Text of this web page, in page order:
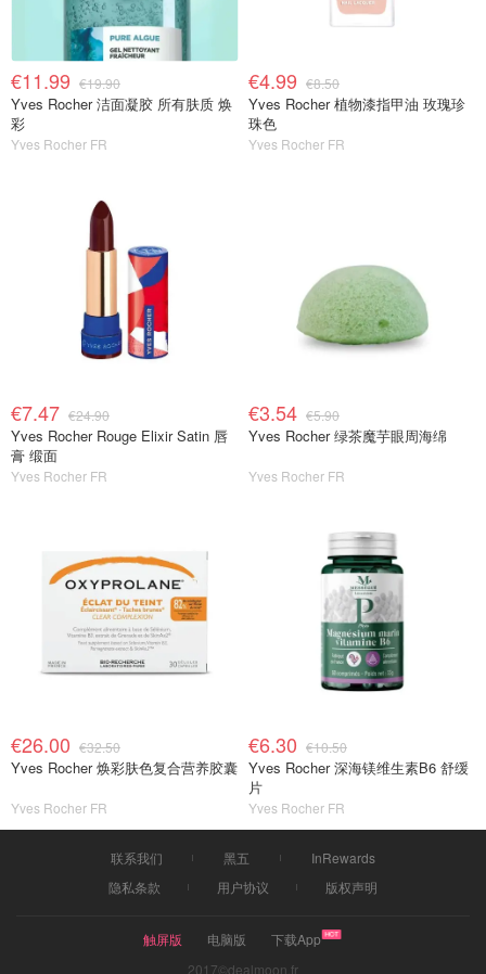
€11.99 €19.90
Yves Rocher 洁面凝胶 所有肤质 焕
彩
Yves Rocher FR
€4.99 €8.50
Yves Rocher 植物漆指甲油 玫瑰珍
珠色
Yves Rocher FR
€7.47 €24.90
Yves Rocher Rouge Elixir Satin 唇
膏 缎面
Yves Rocher FR
€3.54 €5.90
Yves Rocher 绿茶魔芋眼周海绵
Yves Rocher FR
€26.00 €32.50
Yves Rocher 焕彩肤色复合营养胶囊
Yves Rocher FR
€6.30 €10.50
Yves Rocher 深海镁维生素B6 舒缓
片
Yves Rocher FR
联系我们 黑五
InRewards
隐私条款
用户协议 版权声明
触屏版 电脑版
下载App
2017©dealmoon.fr